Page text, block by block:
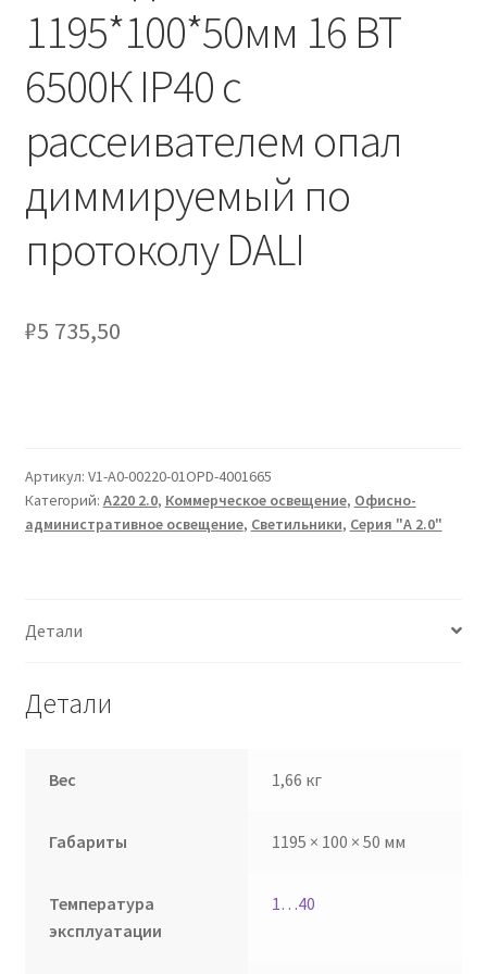
Сертификаты
Таблица выбора вводного щитка
1195*100*50мм 16 ВТ
6500К IP40 с
рассеивателем опал
диммируемый по
протоколу DALI
₽5 735,50
Артикул: V1-A0-00220-01OPD-4001665
Категорий: А220 2.0, Коммерческое освещение, Офисно-
административное освещение, Светильники, Серия "A 2.0"
Детали
Детали
Вес 1,66 кг
Габариты 1195 × 100 × 50 мм
Температура
эксплуатации
1…40